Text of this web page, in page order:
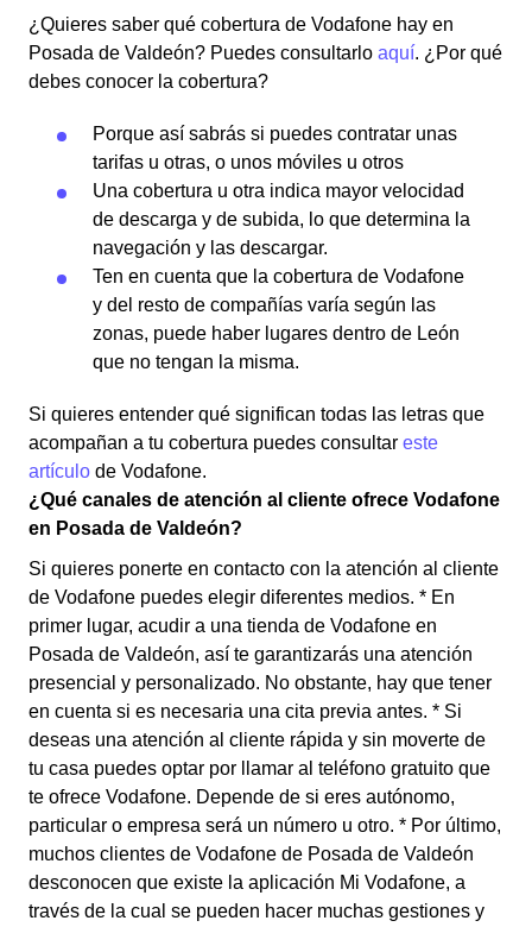
¿Quieres saber qué cobertura de Vodafone hay en
Posada de Valdeón? Puedes consultarlo aquí. ¿Por qué
debes conocer la cobertura?
Porque así sabrás si puedes contratar unas
tarifas u otras, o unos móviles u otros
Una cobertura u otra indica mayor velocidad
de descarga y de subida, lo que determina la
navegación y las descargar.
Ten en cuenta que la cobertura de Vodafone
y del resto de compañías varía según las
zonas, puede haber lugares dentro de León
que no tengan la misma.
Si quieres entender qué significan todas las letras que
acompañan a tu cobertura puedes consultar este
artículo de Vodafone.
¿Qué canales de atención al cliente ofrece Vodafone
en Posada de Valdeón?
Si quieres ponerte en contacto con la atención al cliente
de Vodafone puedes elegir diferentes medios. * En
primer lugar, acudir a una tienda de Vodafone en
Posada de Valdeón, así te garantizarás una atención
presencial y personalizado. No obstante, hay que tener
en cuenta si es necesaria una cita previa antes. * Si
deseas una atención al cliente rápida y sin moverte de
tu casa puedes optar por llamar al teléfono gratuito que
te ofrece Vodafone. Depende de si eres autónomo,
particular o empresa será un número u otro. * Por último,
muchos clientes de Vodafone de Posada de Valdeón
desconocen que existe la aplicación Mi Vodafone, a
través de la cual se pueden hacer muchas gestiones y